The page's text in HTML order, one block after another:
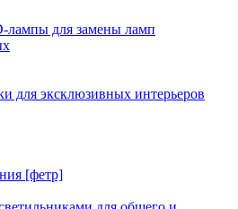
лампы для замены ламп
для эксклюзивных интерьеров
[фетр]